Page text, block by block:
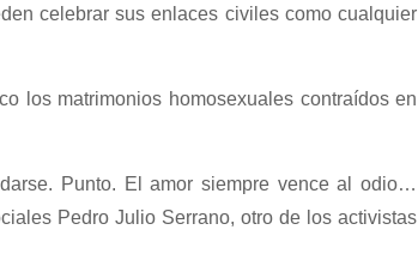
celebrar sus enlaces civiles como cualquier
los matrimonios homosexuales contraídos en
Punto. El amor siempre vence al odio…
Pedro Julio Serrano, otro de los activistas